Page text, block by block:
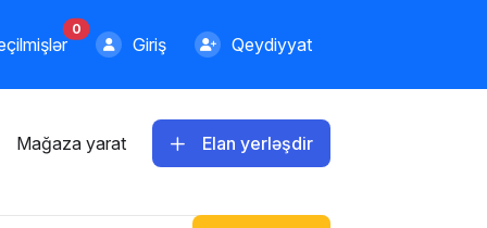
0
Giriş Qeydiyyat
Mağaza yarat Elan yerləşdir